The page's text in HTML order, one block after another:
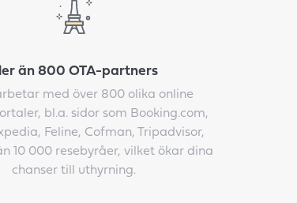
än 800 OTA-partners
med över 800 olika online
bl.a. sidor som Booking.com,
Feline, Cofman, Tripadvisor,
10 000 resebyråer, vilket ökar dina
chanser till uthyrning.